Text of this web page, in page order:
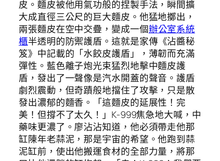
皮。麵皮被他用氣功般的捏製手法，瞬間擴
大成直徑三公尺的巨大麵皮。他猛地擲出，
兩張麵皮在空中交疊，變成一個辦公室系統
櫃半透明的防禦護盾。這就是家傳《沾醬秘
笈》中記載的「水餃皮護盾」，薄韌而充滿
彈性。藍色離子炮光束猛烈地擊中麵皮護
盾，發出了一聲像是汽水開蓋的聲音。護盾
劇烈震動，但奇蹟般地擋住了攻擊，只是散
發出濃郁的麵香。「這麵皮的延展性！完
美！但撐不了太久！」K-999焦急地大喊，中
藥味更濃了。廖沾沾知道，他必須帶走他那
缸陳年老蒜泥，那是宇宙的希望。他跑到蒜
泥缸前，使出他搬運食材的全部力量，將那